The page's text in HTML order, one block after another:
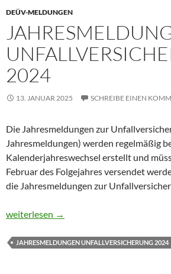
DEÜV-MELDUNGEN
2024
13. JANUAR 2025 SCHREIBE EINEN
Die Jahresmeldungen zur
Jahresmeldungen) werden regelmäßig
Kalenderjahreswechsel erstellt und
Februar des Folgejahres versendet
die Jahresmeldungen zur
Jahresmeldungen zur Unfallversicherung
weiterlesen →
JAHRESMELDUNGEN UNFALLVERSICHERUNG 2024